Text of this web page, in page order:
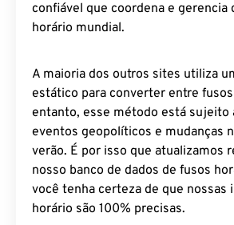
confiável que coordena e gerencia
horário mundial.
A maioria dos outros sites utiliza
estático para converter entre
entanto, esse método está sujeito
eventos geopolíticos e mudanças
verão. É por isso que atualizamos
nosso banco de dados de fusos
você tenha certeza de que nossas
horário são 100% precisas.